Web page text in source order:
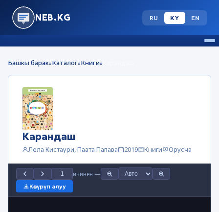
NEB.KG RU KY EN
Башкы барак»Каталог»Книги»
Карандаш
Лела Кистаури, Паата Папава 2019 Книги Орусча
ичинен —
Көчүрүп алуу